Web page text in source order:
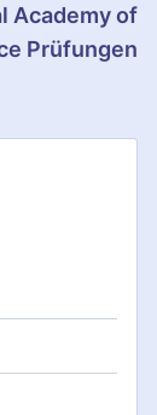
Academy of
Prüfungen